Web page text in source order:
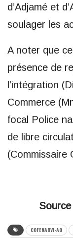
d’Adjamé et
soulager les
A noter que
présence de
l’intégration
Commerce
focal Police
de libre
(Commissaire
COFENABVI-AO